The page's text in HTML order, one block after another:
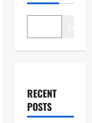
RECENT
POSTS